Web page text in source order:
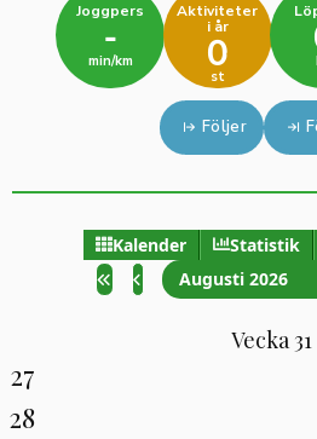
Joggpers
-
min/km
Aktiviteter
i år
0
st
Följer
Kalender Statistik
Augusti 2026
Vecka 31
27
28